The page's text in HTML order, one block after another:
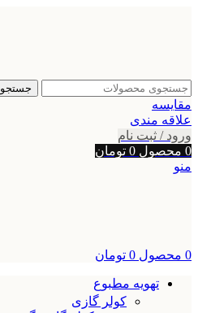
جستجو
مقایسه
علاقه مندی
ورود / ثبت نام
0 محصول 0 تومان
منو
0 محصول 0 تومان
تهویه مطبوع
کولر گازی